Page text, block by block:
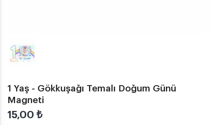
1 Yaş - Gökkuşağı Temalı Doğum Günü
Magneti
15,00 ₺